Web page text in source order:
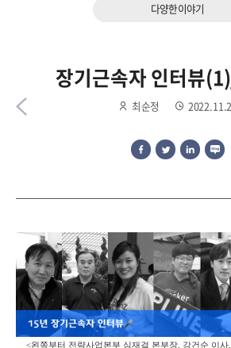
다양한이야기
장기근속자 인터뷰
최순정
<왼쪽부터 전략사업본부 심재걸 본부장, 강건순 이사